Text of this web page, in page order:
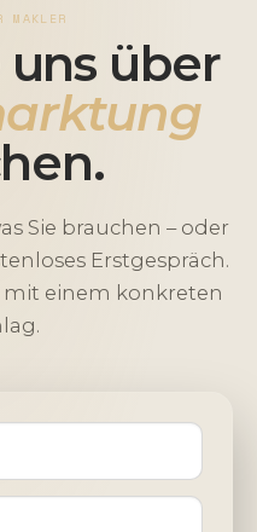
MAKLER
uns über
Sie brauchen – oder
Erstgespräch.
einem konkreten